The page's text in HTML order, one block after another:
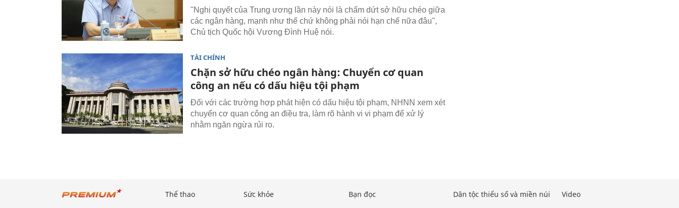
"Nghị quyết của Trung ương lần này nói là chấm dứt sở hữu chéo giữa
các ngân hàng, mạnh như thế chứ không phải nói hạn chế nữa đâu",
Chủ tịch Quốc hội Vương Đình Huệ nói.
TÀI CHÍNH
Chặn sở hữu chéo ngân hàng: Chuyển cơ quan
công an nếu có dấu hiệu tội phạm
Đối với các trường hợp phát hiện có dấu hiệu tội phạm, NHNN xem xét
chuyển cơ quan công an điều tra, làm rõ hành vi vi phạm để xử lý
nhằm ngăn ngừa rủi ro.
Thể thao Sức khỏe Bạn đọc Dân tộc thiểu số và miền núi Video